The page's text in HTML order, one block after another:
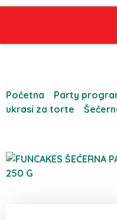
Početna Party
ukrasi za torte